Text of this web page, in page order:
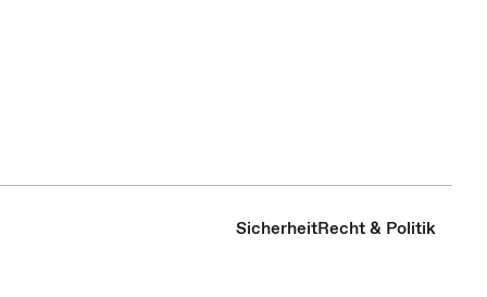
SicherheitRecht & Politik